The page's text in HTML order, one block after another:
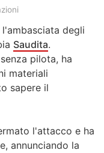
degli
Saudita.
pilota, ha
materiali
sapere il
l'attacco e ha
annunciando la